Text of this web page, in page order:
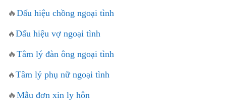
🔥Dấu hiệu chồng ngoại tình
🔥Dấu hiệu vợ ngoại tình
🔥Tâm lý đàn ông ngoại tình
🔥Tâm lý phụ nữ ngoại tình
🔥Mẫu đơn xin ly hôn